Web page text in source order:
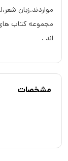
مواردند.زبان
مجموعه کتاب
اند .
مشخصات